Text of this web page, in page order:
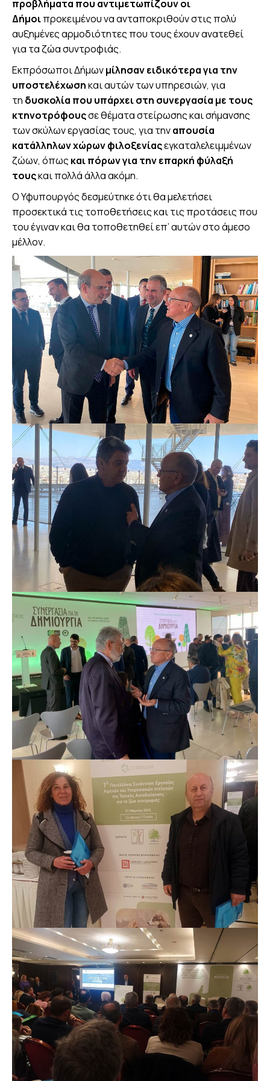
προβλήματα που αντιμετωπίζουν οι
Δήμοιπροκειμένου να ανταποκριθούν στις πολύ
αυξημένες αρμοδιότητες που τους έχουν ανατεθεί
για τα ζώα συντροφιάς.
Εκπρόσωποι Δήμωνμίλησαν ειδικότερα για την
υποστελέχωσηκαι αυτών των υπηρεσιών, για
τη δυσκολία που υπάρχει στη συνεργασία με τους
κτηνοτρόφουςσε θέματα στείρωσης και σήμανσης
των σκύλων εργασίας τους, για τηναπουσία
κατάλληλων χώρων φιλοξενίαςεγκαταλελειμμένων
ζώων, όπως και πόρων για την επαρκή φύλαξή
τουςκαι πολλά άλλα ακόμη.
Ο Υφυπουργός δεσμεύτηκε ότι θα μελετήσει
προσεκτικά τις τοποθετήσεις και τις προτάσεις που
του έγιναν και θα τοποθετηθεί επ’ αυτών στο άμεσο
μέλλον.